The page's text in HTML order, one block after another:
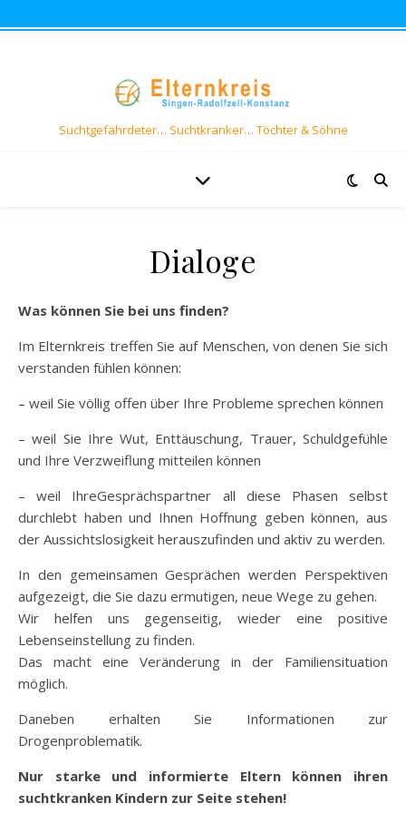
Suchtgefährdeter… Suchtkranker… Töchter & Söhne
Dialoge
Was können Sie bei uns finden?
Im Elternkreis treffen Sie auf Menschen, von denen Sie sich
verstanden fühlen können:
– weil Sie völlig offen über Ihre Probleme sprechen können
– weil Sie Ihre Wut, Enttäuschung, Trauer, Schuldgefühle
und Ihre Verzweiflung mitteilen können
– weil IhreGesprächspartner all diese Phasen selbst
durchlebt haben und Ihnen Hoffnung geben können, aus
der Aussichtslosigkeit herauszufinden und aktiv zu werden.
In den gemeinsamen Gesprächen werden Perspektiven
aufgezeigt, die Sie dazu ermutigen, neue Wege zu gehen.
Wir helfen uns gegenseitig, wieder eine positive
Lebenseinstellung zu finden.
Das macht eine Veränderung in der Familiensituation
möglich.
Daneben erhalten Sie Informationen zur
Drogenproblematik.
Nur starke und informierte Eltern können ihren
suchtkranken Kindern zur Seite stehen!